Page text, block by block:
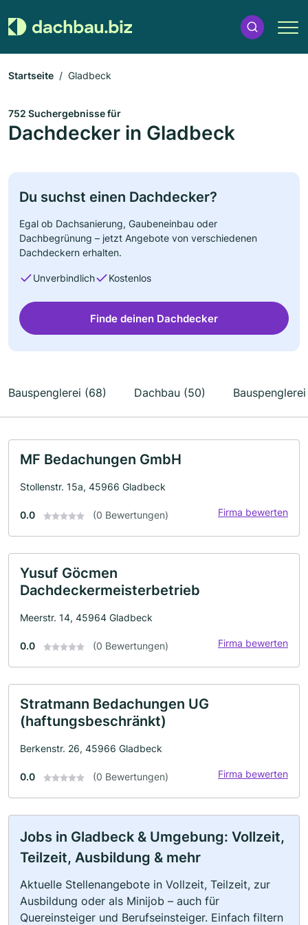
Startseite Gladbeck
752 Suchergebnisse für
Dachdecker in Gladbeck
Du suchst einen Dachdecker?
Egal ob Dachsanierung, Gaubeneinbau oder
Dachbegrünung – jetzt Angebote von verschiedenen
Dachdeckern erhalten.
Unverbindlich Kostenlos
Finde deinen Dachdecker
Bauspenglerei (68) Dachbau (50)
MF Bedachungen GmbH
Stollenstr. 15a, 45966 Gladbeck
0.0 (0 Bewertungen) Firma bewerten
Yusuf Göcmen
Dachdeckermeisterbetrieb
Meerstr. 14, 45964 Gladbeck
0.0 (0 Bewertungen) Firma bewerten
Stratmann Bedachungen UG
(haftungsbeschränkt)
Berkenstr. 26, 45966 Gladbeck
0.0 (0 Bewertungen) Firma bewerten
Jobs in Gladbeck & Umgebung: Vollzeit,
Teilzeit, Ausbildung & mehr
Aktuelle Stellenangebote in Vollzeit, Teilzeit, zur
Ausbildung oder als Minijob – auch für
Quereinsteiger und Berufseinsteiger. Einfach filtern